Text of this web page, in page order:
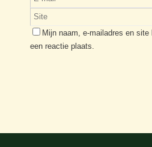
Mijn naam, e-mailadres en
een reactie plaats.